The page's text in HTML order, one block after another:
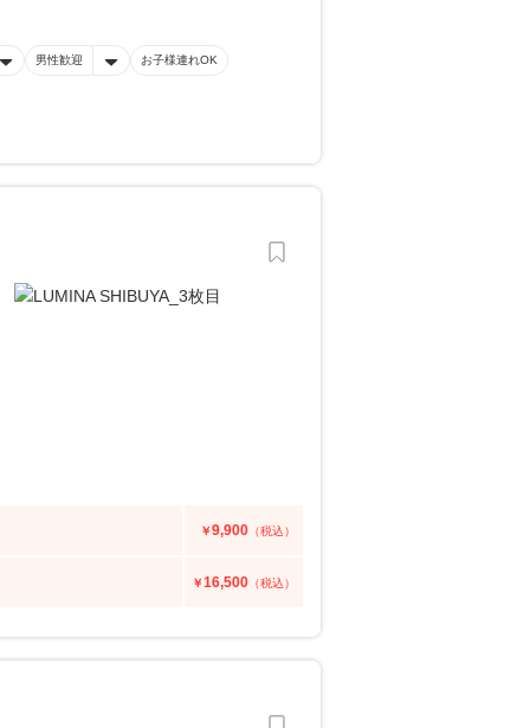
男性歓迎 お子様連れOK
￥9,900 （税込）
￥16,500 （税込）